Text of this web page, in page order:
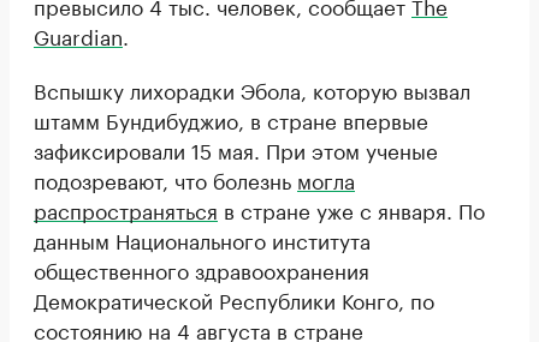
Guardian.
Вспышку лихорадки Эбола, которую вызвал
штамм Бундибуджио, в стране впервые
зафиксировали 15 мая. При этом ученые
подозревают, что болезнь могла
распространяться в стране уже с января. По
данным Национального института
общественного здравоохранения
Демократической Республики Конго, по
состоянию на 4 августа в стране